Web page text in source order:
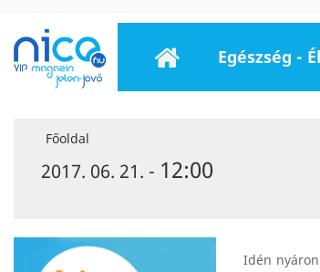
Egészség -
Főoldal
2017. 06. 21. - 12:00
Idén